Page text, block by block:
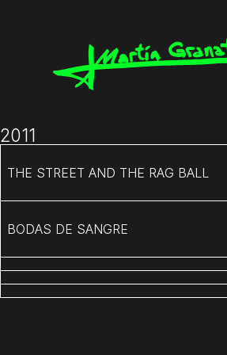
2011
THE STREET AND THE RAG BALL
BODAS DE SANGRE